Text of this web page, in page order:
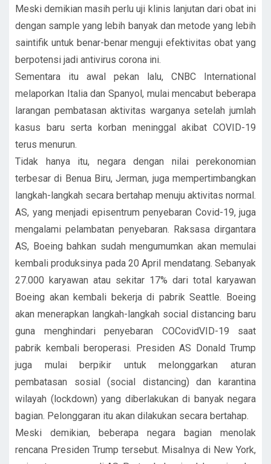
Meski demikian masih perlu uji klinis lanjutan dari obat ini
dengan sample yang lebih banyak dan metode yang lebih
saintifik untuk benar-benar menguji efektivitas obat yang
berpotensi jadi antivirus corona ini.
Sementara itu awal pekan lalu, CNBC International
melaporkan Italia dan Spanyol, mulai mencabut beberapa
larangan pembatasan aktivitas warganya setelah jumlah
kasus baru serta korban meninggal akibat COVID-19
terus menurun.
Tidak hanya itu, negara dengan nilai perekonomian
terbesar di Benua Biru, Jerman, juga mempertimbangkan
langkah-langkah secara bertahap menuju aktivitas normal.
AS, yang menjadi episentrum penyebaran Covid-19, juga
mengalami pelambatan penyebaran. Raksasa dirgantara
AS, Boeing bahkan sudah mengumumkan akan memulai
kembali produksinya pada 20 April mendatang. Sebanyak
27.000 karyawan atau sekitar 17% dari total karyawan
Boeing akan kembali bekerja di pabrik Seattle. Boeing
akan menerapkan langkah-langkah social distancing baru
guna menghindari penyebaran COCovidVID-19 saat
pabrik kembali beroperasi. Presiden AS Donald Trump
juga mulai berpikir untuk melonggarkan aturan
pembatasan sosial (social distancing) dan karantina
wilayah (lockdown) yang diberlakukan di banyak negara
bagian. Pelonggaran itu akan dilakukan secara bertahap.
Meski demikian, beberapa negara bagian menolak
rencana Presiden Trump tersebut. Misalnya di New York,